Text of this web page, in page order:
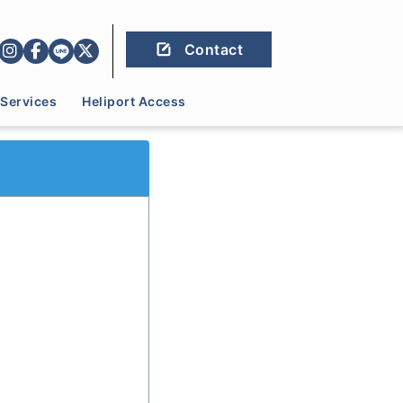
Contact
Heliport Access